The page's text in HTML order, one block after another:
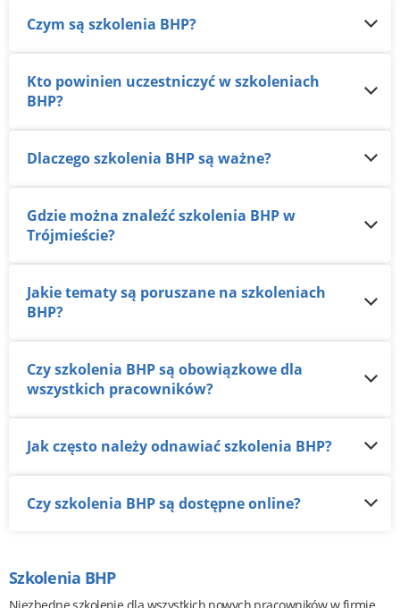
Czym są szkolenia BHP?
Kto powinien uczestniczyć w szkoleniach
BHP?
Dlaczego szkolenia BHP są ważne?
Gdzie można znaleźć szkolenia BHP w
Trójmieście?
Jakie tematy są poruszane na szkoleniach
BHP?
Czy szkolenia BHP są obowiązkowe dla
wszystkich pracowników?
Jak często należy odnawiać szkolenia BHP?
Czy szkolenia BHP są dostępne online?
Szkolenia BHP